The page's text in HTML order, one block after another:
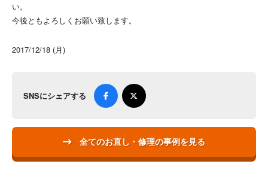
い。
今後ともよろしくお願い致します。
2017/12/18 (月)
SNSにシェアする
全てのお直し・修理の事例を見る